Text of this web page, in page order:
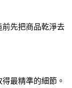
先把商品乾淨去
最精準的細節。